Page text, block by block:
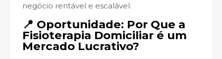
negócio rentável e escalável.
📍 Oportunidade: Por Que a
Fisioterapia Domiciliar é um
Mercado Lucrativo?